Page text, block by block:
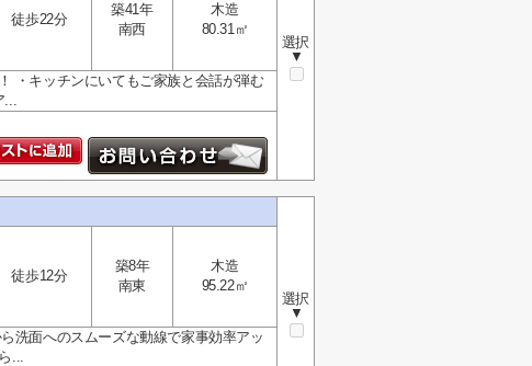
選択
▼
徒歩22分
築41年
南西
木造
80.31㎡
・キッチンにいてもご家族と会話が弾む
...
選択
▼
徒歩12分
築8年
南東
木造
95.22㎡
洗面へのスムーズな動線で家事効率アッ
...